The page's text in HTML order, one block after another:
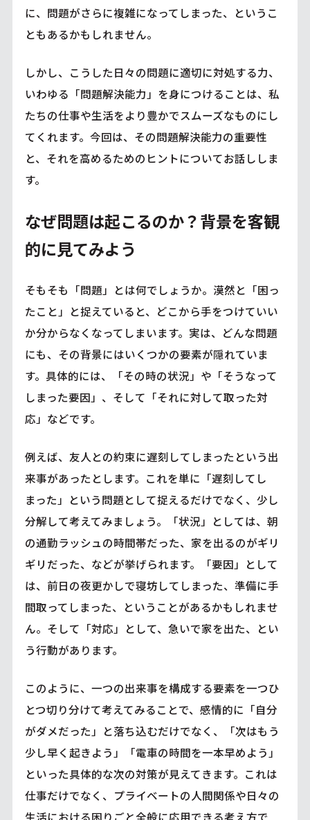
に、問題がさらに複雑になってしまった、というこ
ともあるかもしれません。
しかし、こうした日々の問題に適切に対処する力、
いわゆる「問題解決能力」を身につけることは、私
たちの仕事や生活をより豊かでスムーズなものにし
てくれます。今回は、その問題解決能力の重要性
と、それを高めるためのヒントについてお話ししま
す。
なぜ問題は起こるのか？背景を客観
的に見てみよう
そもそも「問題」とは何でしょうか。漠然と「困っ
たこと」と捉えていると、どこから手をつけていい
か分からなくなってしまいます。実は、どんな問題
にも、その背景にはいくつかの要素が隠れていま
す。具体的には、「その時の状況」や「そうなって
しまった要因」、そして「それに対して取った対
応」などです。
例えば、友人との約束に遅刻してしまったという出
来事があったとします。これを単に「遅刻してし
まった」という問題として捉えるだけでなく、少し
分解して考えてみましょう。「状況」としては、朝
の通勤ラッシュの時間帯だった、家を出るのがギリ
ギリだった、などが挙げられます。「要因」として
は、前日の夜更かしで寝坊してしまった、準備に手
間取ってしまった、ということがあるかもしれませ
ん。そして「対応」として、急いで家を出た、とい
う行動があります。
このように、一つの出来事を構成する要素を一つひ
とつ切り分けて考えてみることで、感情的に「自分
がダメだった」と落ち込むだけでなく、「次はもう
少し早く起きよう」「電車の時間を一本早めよう」
といった具体的な次の対策が見えてきます。これは
仕事だけでなく、プライベートの人間関係や日々の
生活における困りごと全般に応用できる考え方で